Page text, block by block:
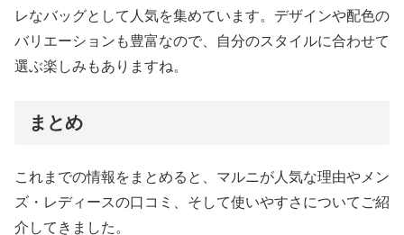
レなバッグとして人気を集めています。デザインや配色の
バリエーションも豊富なので、自分のスタイルに合わせて
選ぶ楽しみもありますね。
まとめ
これまでの情報をまとめると、マルニが人気な理由やメン
ズ・レディースの口コミ、そして使いやすさについてご紹
介してきました。